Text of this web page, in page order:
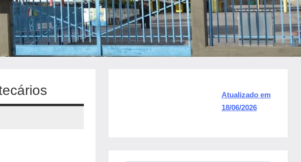
Atualizado em
18/06/2026